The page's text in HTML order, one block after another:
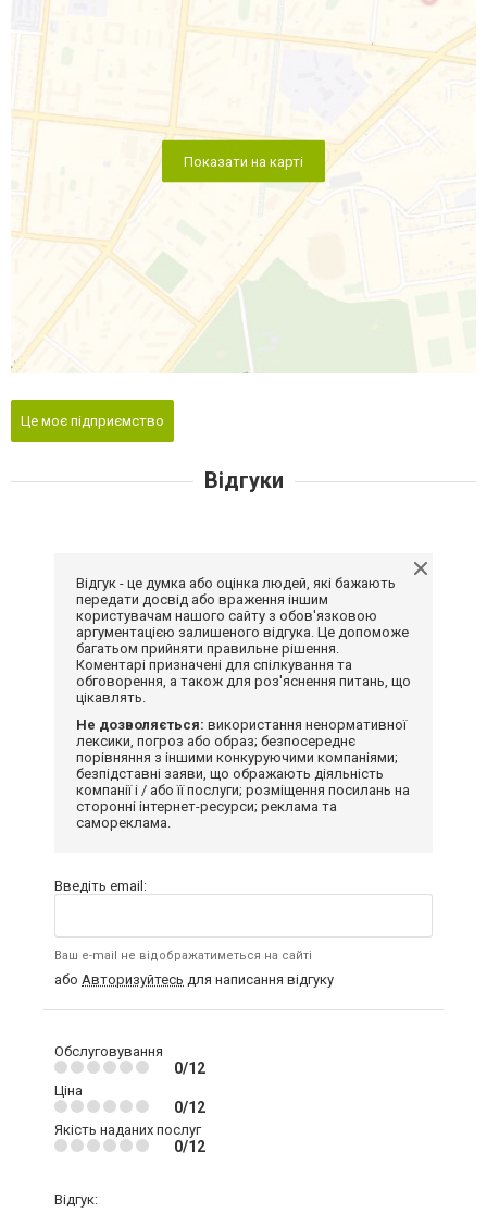
Показати на карті
Це моє підприємство
Відгуки
Відгук - це думка або оцінка людей, які бажають
передати досвід або враження іншим
користувачам нашого сайту з обов'язковою
аргументацією залишеного відгука. Це допоможе
багатьом прийняти правильне рішення.
Коментарі призначені для спілкування та
обговорення, а також для роз'яснення питань, що
цікавлять.
Не дозволяється: використання ненормативної
лексики, погроз або образ; безпосереднє
порівняння з іншими конкуруючими компаніями;
безпідставні заяви, що ображають діяльність
компанії і / або її послуги; розміщення посилань на
сторонні інтернет-ресурси; реклама та
самореклама.
Введіть email:
Ваш e-mail не відображатиметься на сайті
або Авторизуйтесь для написання відгуку
Обслуговування
0/12
Ціна
0/12
Якість наданих послуг
0/12
Відгук: